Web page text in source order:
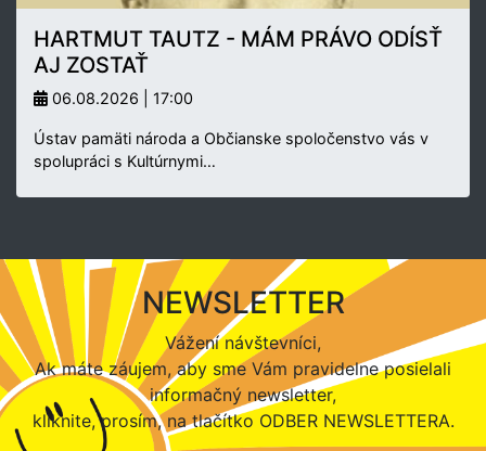
HARTMUT TAUTZ - MÁM PRÁVO ODÍSŤ
AJ ZOSTAŤ
06.08.2026 | 17:00
Ústav pamäti národa a Občianske spoločenstvo vás v
spolupráci s Kultúrnymi…
NEWSLETTER
Vážení návštevníci,
Ak máte záujem, aby sme Vám pravidelne posielali
informačný newsletter,
kliknite, prosím, na tlačítko ODBER NEWSLETTERA.